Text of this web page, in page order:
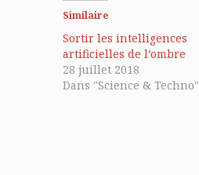
Similaire
Sortir les intelligences
artificielles de l’ombre
28 juillet 2018
Dans "Science & Techno"